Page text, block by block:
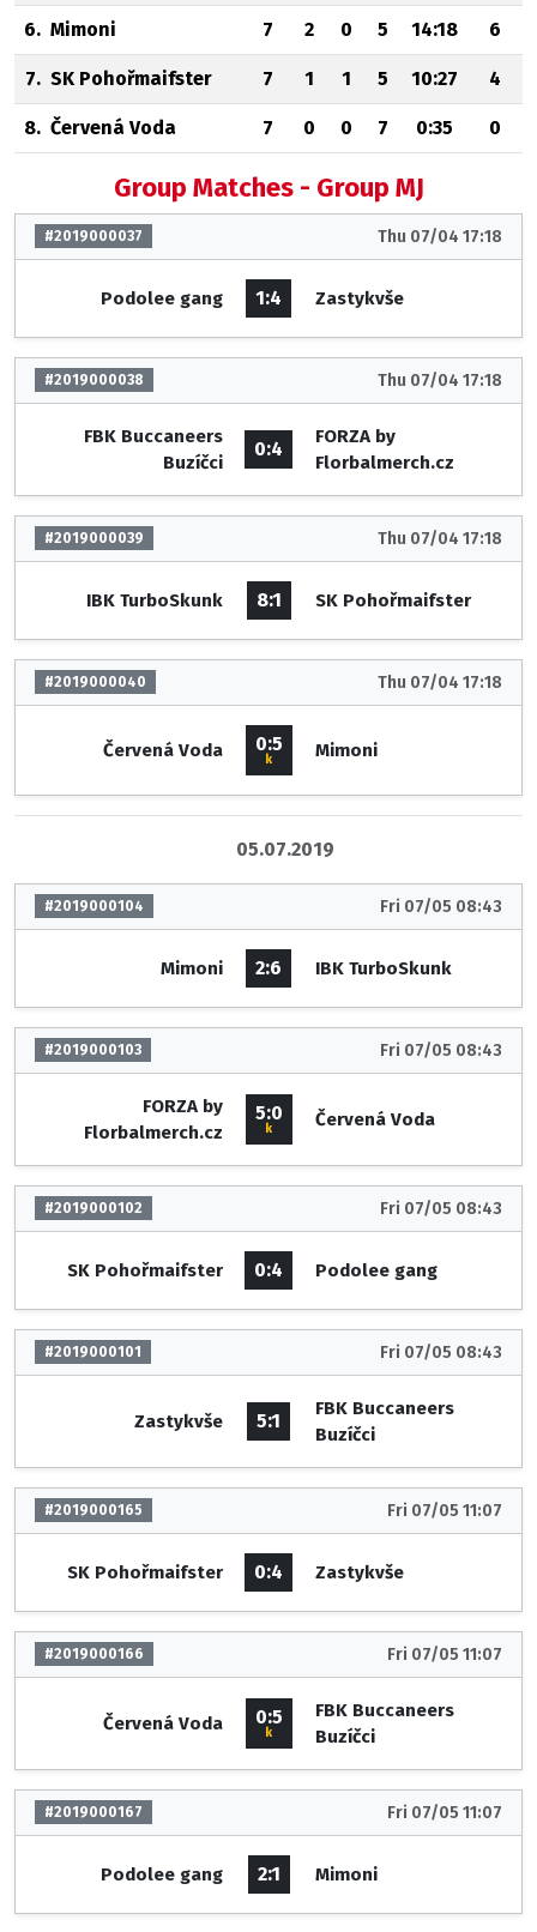
6. Mimoni 7 2 0 5 14:18 6
7. SK Pohořmaifster 7 1 1 5 10:27 4
8. Červená Voda 7 0 0 7 0:35 0
Group Matches - Group MJ
#2019000037 Thu 07/04 17:18
Podolee gang 1:4 Zastykvše
#2019000038 Thu 07/04 17:18
FBK Buccaneers
Buzíčci
0:4
FORZA by
Florbalmerch.cz
#2019000039 Thu 07/04 17:18
IBK TurboSkunk 8:1 SK Pohořmaifster
#2019000040 Thu 07/04 17:18
Červená Voda 0:5
k Mimoni
05.07.2019
#2019000104 Fri 07/05 08:43
Mimoni 2:6 IBK TurboSkunk
#2019000103 Fri 07/05 08:43
FORZA by
Florbalmerch.cz
5:0
k Červená Voda
#2019000102 Fri 07/05 08:43
SK Pohořmaifster 0:4 Podolee gang
#2019000101 Fri 07/05 08:43
Zastykvše 5:1
FBK Buccaneers
Buzíčci
#2019000165 Fri 07/05 11:07
SK Pohořmaifster 0:4 Zastykvše
#2019000166 Fri 07/05 11:07
Červená Voda 0:5
k
FBK Buccaneers
Buzíčci
#2019000167 Fri 07/05 11:07
Podolee gang 2:1 Mimoni